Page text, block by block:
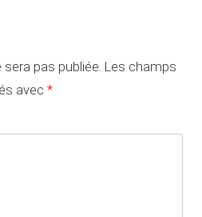
pas publiée. Les champs
avec *